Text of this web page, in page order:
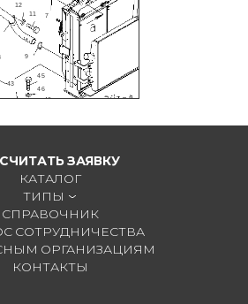
7
9
11
12
43
45
46
48
ЗАЯВКУ
КАТАЛОГ
ТИПЫ
СПРАВОЧНИК
СОТРУДНИЧЕСТВА
ОРГАНИЗАЦИЯМ
КОНТАКТЫ